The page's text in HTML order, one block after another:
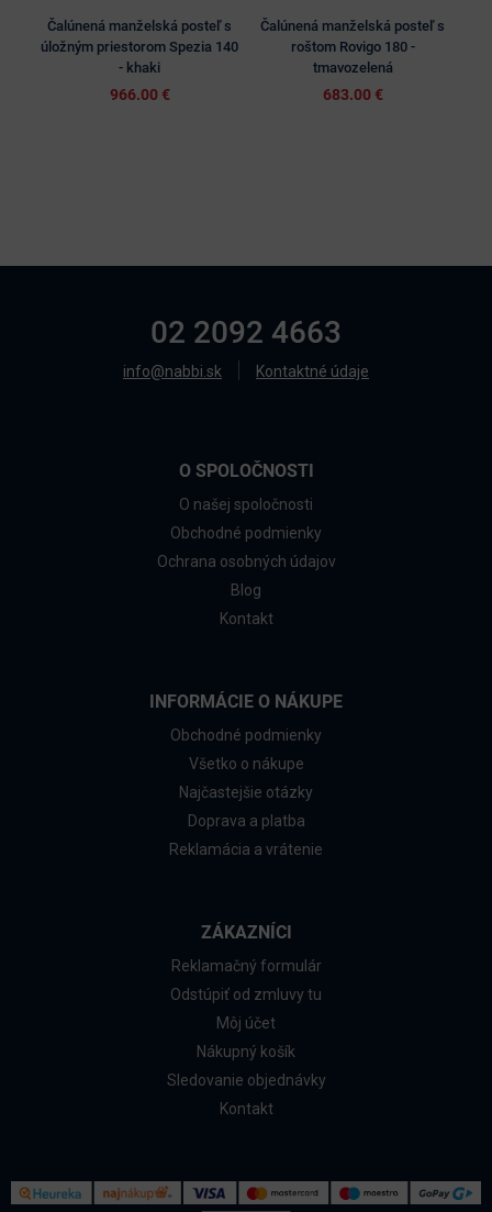
Čalúnená manželská posteľ s
úložným priestorom Spezia 140
- khaki
966.00 €
Čalúnená manželská posteľ s
roštom Rovigo 180 -
tmavozelená
683.00 €
02 2092 4663
info@nabbi.sk Kontaktné údaje
O SPOLOČNOSTI
O našej spoločnosti
Obchodné podmienky
Ochrana osobných údajov
Blog
Kontakt
INFORMÁCIE O NÁKUPE
Obchodné podmienky
Všetko o nákupe
Najčastejšie otázky
Doprava a platba
Reklamácia a vrátenie
ZÁKAZNÍCI
Reklamačný formulár
Odstúpiť od zmluvy tu
Môj účet
Nákupný košík
Sledovanie objednávky
Kontakt